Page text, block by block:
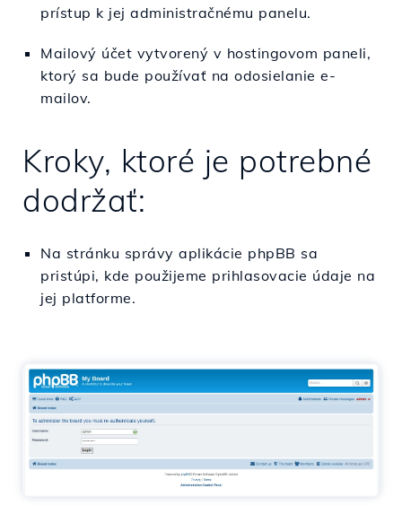
prístup k jej administračnému panelu.
Mailový účet vytvorený v hostingovom paneli,
ktorý sa bude používať na odosielanie e-
mailov.
Kroky, ktoré je potrebné
dodržať:
Na stránku správy aplikácie phpBB sa
pristúpi, kde použijeme prihlasovacie údaje na
jej platforme.